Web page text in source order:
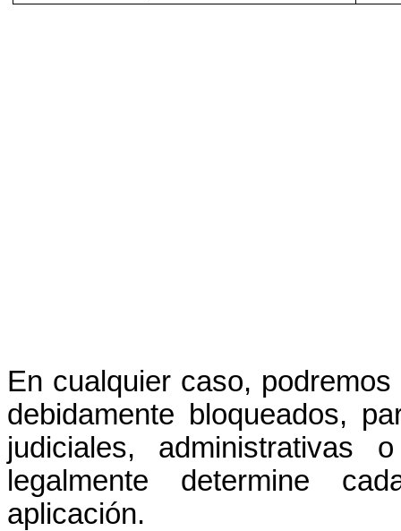
En cualquier caso,
debidamente bloqueados,
judiciales,
legalmente determine
aplicación.